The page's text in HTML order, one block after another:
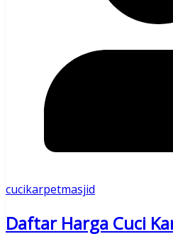
cucikarpetmasjid
Daftar Harga Cuci